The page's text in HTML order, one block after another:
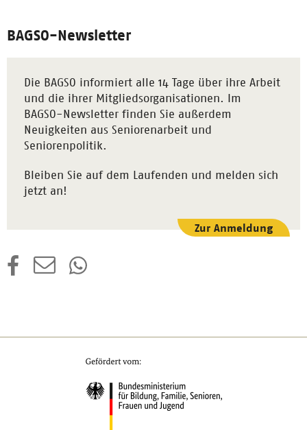
BAGSO-Newsletter
Die BAGSO informiert alle 14 Tage über ihre Arbeit
und die ihrer Mitgliedsorganisationen. Im
BAGSO-Newsletter finden Sie außerdem
Neuigkeiten aus Seniorenarbeit und
Seniorenpolitik.
Bleiben Sie auf dem Laufenden und melden sich
jetzt an!
Zur Anmeldung